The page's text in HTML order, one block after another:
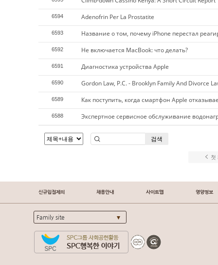
6594 Adenofrin Per La Prostatite
6593 Название о том, почему iPhone перестал
6592 Не включается MacBook: что делать?
6591 Диагностика устройства Apple
6590 Gordon Law, P.C. - Brooklyn Family And Divorce
6589 Как поступить, когда смартфон Apple
6588 Экспертное сервисное обслуживание
검색
첫
신규입점제의 채용안내 사이트맵 영양정보
Family site